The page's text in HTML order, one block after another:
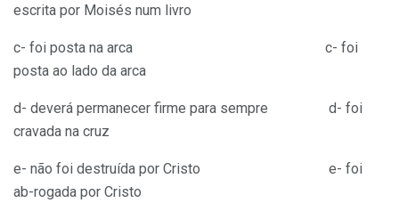
escrita por Moisés num livro
c- foi posta na arca c- foi
posta ao lado da arca
d- deverá permanecer firme para sempre d- foi
cravada na cruz
e- não foi destruída por Cristo e- foi
ab-rogada por Cristo